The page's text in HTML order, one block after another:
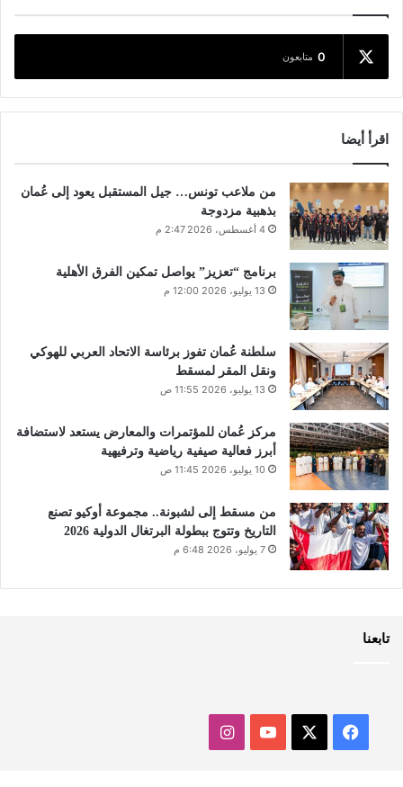
0 متابعون
اقرأ أيضا
من ملاعب تونس… جيل المستقبل يعود إلى عُمان
بذهبية مزدوجة
4 أغسطس، 2026 2:47 م
برنامج “تعزيز” يواصل تمكين الفرق الأهلية
13 يوليو، 2026 12:00 م
سلطنة عُمان تفوز برئاسة الاتحاد العربي للهوكي
ونقل المقر لمسقط
13 يوليو، 2026 11:55 ص
مركز عُمان للمؤتمرات والمعارض يستعد لاستضافة
أبرز فعالية صيفية رياضية وترفيهية
10 يوليو، 2026 11:45 ص
من مسقط إلى لشبونة.. مجموعة أوكيو تصنع
التاريخ وتتوج ببطولة البرتغال الدولية 2026
7 يوليو، 2026 6:48 م
تابعنا
فيسبوك ‫YouTubeانستقرام